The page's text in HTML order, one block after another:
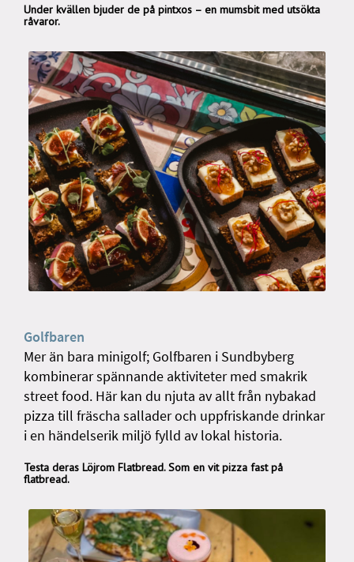
Under kvällen bjuder de på pintxos – en mumsbit med utsökta
råvaror.
Golfbaren
Mer än bara minigolf; Golfbaren i Sundbyberg
kombinerar spännande aktiviteter med smakrik
street food. Här kan du njuta av allt från nybakad
pizza till fräscha sallader och uppfriskande drinkar
i en händelserik miljö fylld av lokal historia.
Testa deras Löjrom Flatbread. Som en vit pizza fast på
flatbread.